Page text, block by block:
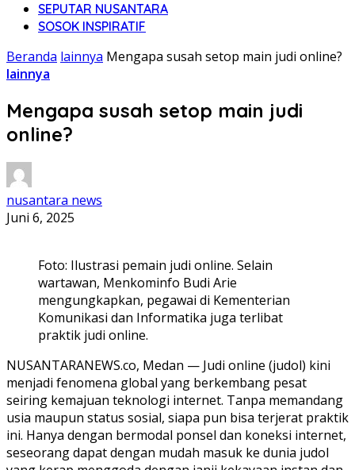
SEPUTAR NUSANTARA
SOSOK INSPIRATIF
Beranda lainnya Mengapa susah setop main judi online?
lainnya
Mengapa susah setop main judi
online?
nusantara news
Juni 6, 2025
Foto: Ilustrasi pemain judi online. Selain
wartawan, Menkominfo Budi Arie
mengungkapkan, pegawai di Kementerian
Komunikasi dan Informatika juga terlibat
praktik judi online.
NUSANTARANEWS.co, Medan — Judi online (judol) kini
menjadi fenomena global yang berkembang pesat
seiring kemajuan teknologi internet. Tanpa memandang
usia maupun status sosial, siapa pun bisa terjerat praktik
ini. Hanya dengan bermodal ponsel dan koneksi internet,
seseorang dapat dengan mudah masuk ke dunia judol